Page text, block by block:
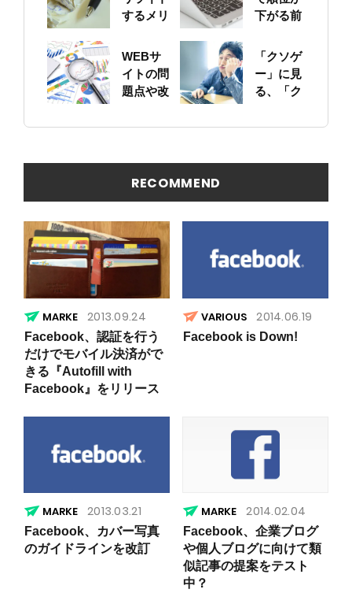
するメリ
いて
下がる前
のサイト
をちゃん
と確認し
WEBサ
イトの問
題点や改
トの概要
見つける
方法
「クソゲ
ー」に見
る、「ク
ト」の原
RECOMMEND
2013.09.24
Facebook、認証を行う
だけでモバイル決済がで
きる『Autofill with
Facebook』をリリース
VARIOUS 2014.06.19
Facebook is Down!
2013.03.21
Facebook、カバー写真
のガイドラインを改訂
2014.02.04
Facebook、企業ブログ
や個人ブログに向けて類
似記事の提案をテスト
中？